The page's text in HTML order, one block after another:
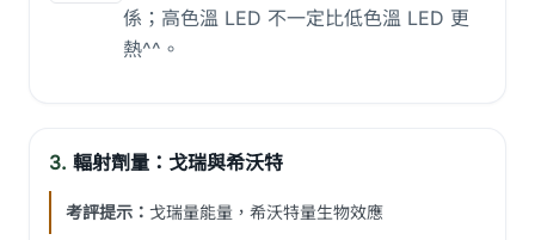
係；高色溫 LED 不一定比低色溫 LED 更
熱^^。
3. 輻射劑量：戈瑞與希沃特
考評提示： 戈瑞量能量，希沃特量生物效應